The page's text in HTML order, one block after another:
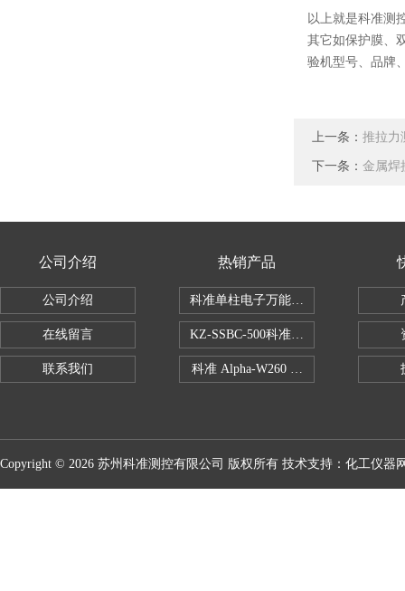
以上就是科准测
其它如保护膜、
验机型号、品牌
上一条： 推拉力
下一条： 金属焊
公司介绍
公司介绍
在线留言
联系我们
热销产品
科准单柱电子万能拉力机KZ-SSBC-500
KZ-SSBC-500科准单柱电子万能试验
科准 Alpha-W260 半导体全自动推拉
Copyright © 2026 苏州科准测控有限公司 版权所有 技术支持： 化工仪器